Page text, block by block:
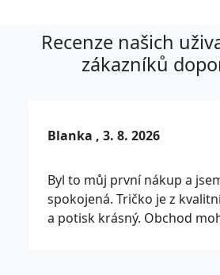
Recenze našich
zákazníků
Blanka , 3. 8. 2026
Byl to můj první nákup a
spokojená. Tričko je z
a potisk krásný. Obchod